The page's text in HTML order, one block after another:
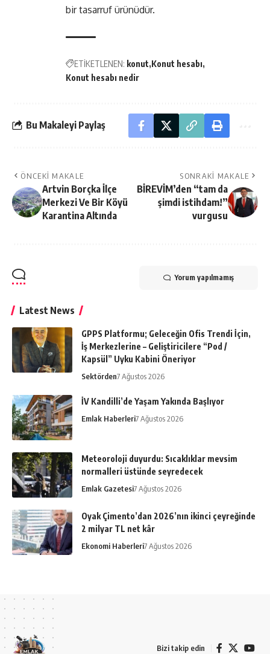
bir tasarruf ürünüdür.
ETİKETLENEN: konut Konut hesabı
Konut hesabı nedir
Bu Makaleyi Paylaş
ÖNCEKI MAKALE
Artvin Borçka İlçe
Merkezi Ve Bir Köyü
Karantina Altında
SONRAKI MAKALE
BİREVİM’den “tam da
şimdi istihdam!”
vurgusu
Yorum yapılmamış
Latest News
GPPS Platformu; Geleceğin Ofis Trendi İçin,
İş Merkezlerine – Geliştiricilere “Pod /
Kapsül” Uyku Kabini Öneriyor
Sektörden7 Ağustos 2026
İV Kandilli’de Yaşam Yakında Başlıyor
Emlak Haberleri7 Ağustos 2026
Meteoroloji duyurdu: Sıcaklıklar mevsim
normalleri üstünde seyredecek
Emlak Gazetesi7 Ağustos 2026
Oyak Çimento’dan 2026’nın ikinci çeyreğinde
2 milyar TL net kâr
Ekonomi Haberleri7 Ağustos 2026
Bizi takip edin